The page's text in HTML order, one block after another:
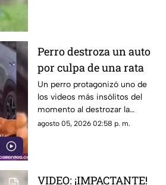
Perro destroza un auto
por culpa de una rata
Un perro protagonizó uno de
los videos más insólitos del
momento al destrozar la
defensa de un automóvil con
agosto 05, 2026 02:58 p. m.
VIDEO: ¡IMPACTANTE!